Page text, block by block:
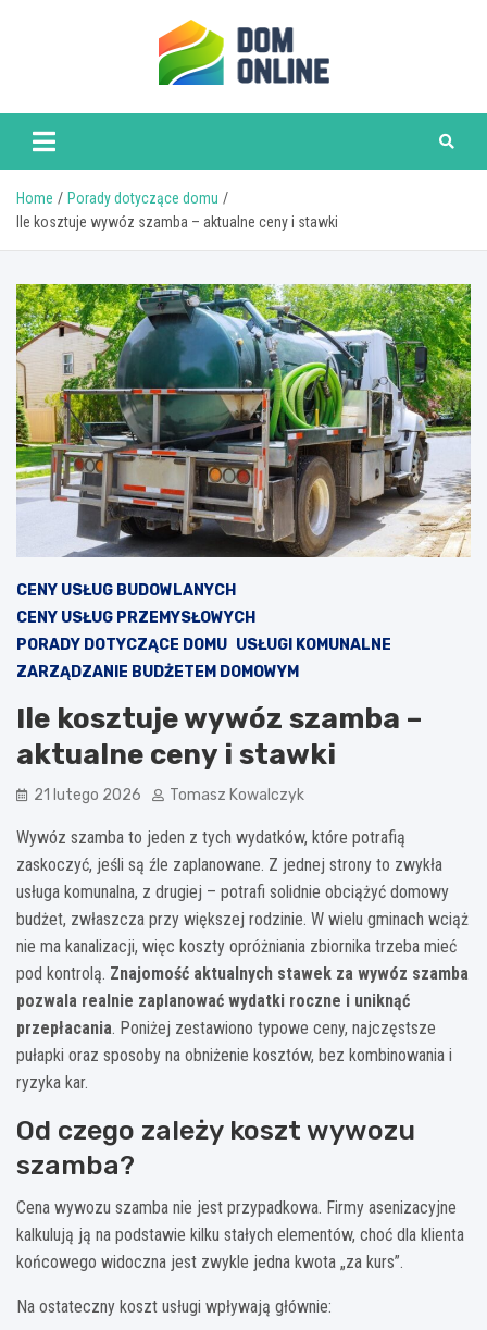
www.domonline.pl
Home
Porady dotyczące domu
Ile kosztuje wywóz szamba – aktualne ceny i stawki
CENY USŁUG BUDOWLANYCH
CENY USŁUG PRZEMYSŁOWYCH
PORADY DOTYCZĄCE DOMU USŁUGI KOMUNALNE
ZARZĄDZANIE BUDŻETEM DOMOWYM
Ile kosztuje wywóz szamba –
aktualne ceny i stawki
21 lutego 2026 Tomasz Kowalczyk
Wywóz szamba to jeden z tych wydatków, które potrafią
zaskoczyć, jeśli są źle zaplanowane. Z jednej strony to zwykła
usługa komunalna, z drugiej – potrafi solidnie obciążyć domowy
budżet, zwłaszcza przy większej rodzinie. W wielu gminach wciąż
nie ma kanalizacji, więc koszty opróżniania zbiornika trzeba mieć
pod kontrolą. Znajomość aktualnych stawek za wywóz szamba
pozwala realnie zaplanować wydatki roczne i uniknąć
przepłacania. Poniżej zestawiono typowe ceny, najczęstsze
pułapki oraz sposoby na obniżenie kosztów, bez kombinowania i
ryzyka kar.
Od czego zależy koszt wywozu
szamba?
Cena wywozu szamba nie jest przypadkowa. Firmy asenizacyjne
kalkulują ją na podstawie kilku stałych elementów, choć dla klienta
końcowego widoczna jest zwykle jedna kwota „za kurs”.
Na ostateczny koszt usługi wpływają głównie: